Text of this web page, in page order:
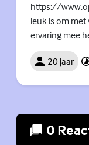
https://
leuk is om met
ervaring mee
20 jaar
0